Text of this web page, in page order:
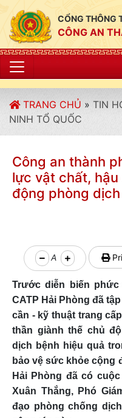
CỔNG THÔNG
CÔNG AN
TRANG CHỦ » TIN
NINH TỔ QUỐC
Công an thành
lực vật chất,
động phòng
A
Trước diễn biến phức
CATP Hải Phòng đã
cần - kỹ thuật trang
thần giành thế chủ
dịch bệnh hiệu quả
bảo vệ sức khỏe cộng
Hải Phòng đã có
Xuân Thắng, Phó
đạo phòng chống